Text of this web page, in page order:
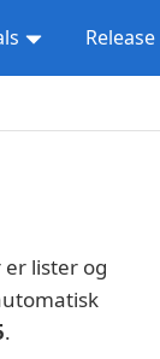
lister og
.